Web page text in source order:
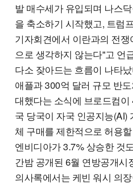
발 매수세가 유입되며 나스
을 축소하기 시작했고, 트럼
기자회견에서 이란과의 전쟁
으로 생각하지 않는다"고 언
다소 잦아드는 흐름이 나타
애플과 300억 달러 규모 반
대했다는 소식에 브로드컴
국 당국이 자국 인공지능(AI)
체 구매를 제한적으로 허용
엔비디아가 3.7% 상승한 것
간밤 공개된 6월 연방공개시
의사록에서는 케빈 워시 의